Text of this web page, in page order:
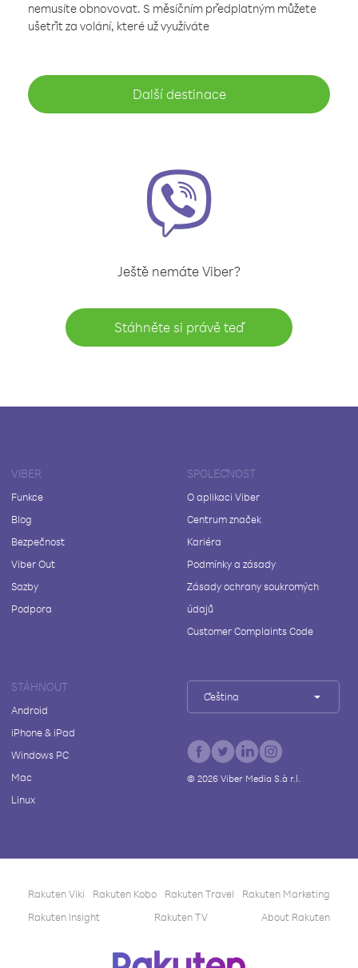
nemusíte obnovovat. S měsíčním předplatným můžete
ušetřit za volání, které už využíváte
Další destinace
Ještě nemáte Viber?
Stáhněte si právě teď
VIBER
Funkce
Blog
Bezpečnost
Viber Out
Sazby
Podpora
SPOLEČNOST
O aplikaci Viber
Centrum značek
Kariéra
Podmínky a zásady
Zásady ochrany soukromých
údajů
Customer Complaints Code
STÁHNOUT
Android
iPhone & iPad
Windows PC
Mac
Linux
Čeština
© 2026Viber Media S.à r.l.
Rakuten Viki Rakuten Kobo Rakuten Travel
Rakuten Marketing
Rakuten Insight
Rakuten TV About Rakuten